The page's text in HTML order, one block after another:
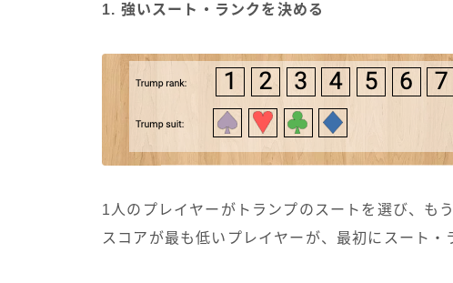
1. 強いスート・ランクを決める
1人のプレイヤーがトランプのスートを選び、も
スコアが最も低いプレイヤーが、最初にスート・